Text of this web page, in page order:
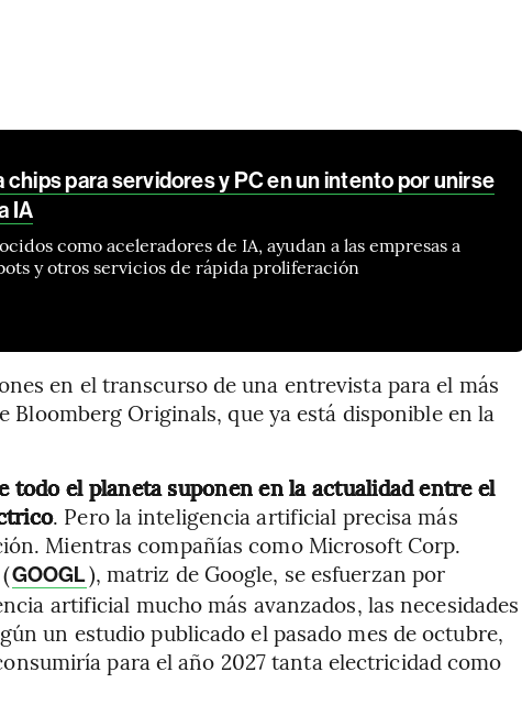
para servidores y PC en un intento por unirse
IA
como aceleradores de IA, ayudan a las empresas a
y otros servicios de rápida proliferación
en el transcurso de una entrevista para el más
Bloomberg Originals, que ya está disponible en la
todo el planeta suponen en la actualidad entre el
. Pero la inteligencia artificial precisa más
Mientras compañías como Microsoft Corp.
GOOGL), matriz de Google, se esfuerzan por
artificial mucho más avanzados, las necesidades
un estudio publicado el pasado mes de octubre,
para el año 2027 tanta electricidad como